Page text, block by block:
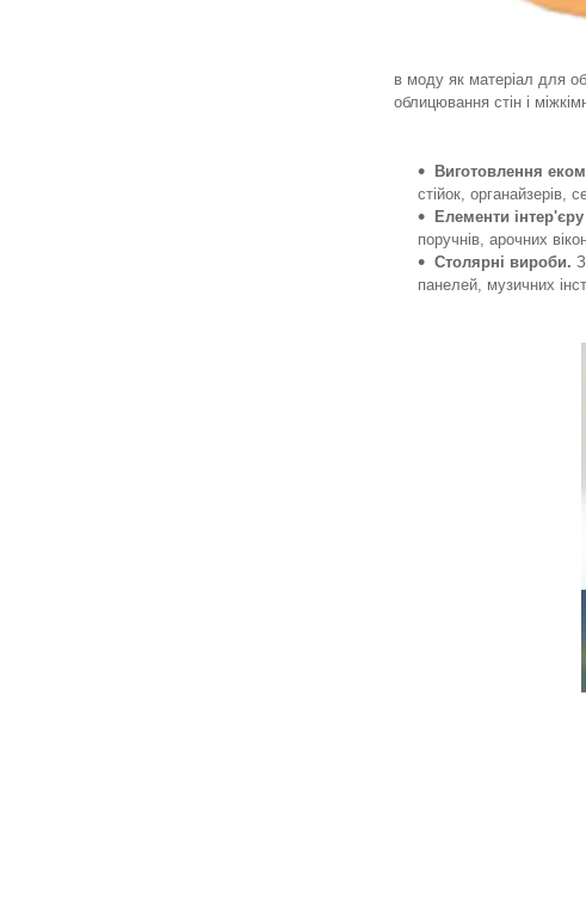
в моду як матеріал для
облицювання стін і
Виготовлення
стійок, органайзерів,
Елементи
поручнів, арочних
Столярні вироби.
панелей, музичних